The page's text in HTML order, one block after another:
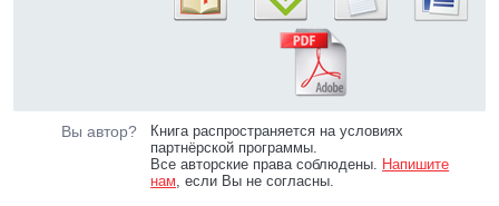
Вы автор?
Книга распространяется на условиях
партнёрской программы.
Все авторские права соблюдены. Напишите
нам, если Вы не согласны.